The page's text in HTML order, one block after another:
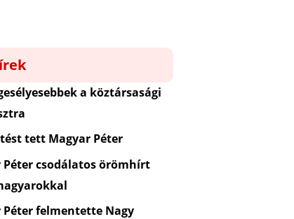
a köztársasági
tett Magyar Péter
Péter csodálatos örömhírt
Péter felmentette Nagy